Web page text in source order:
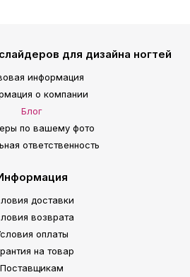
для дизайна ногтей
информация
о компании
Блог
по вашему фото
ответственность
доставки
возврата
оплаты
на товар
Поставщикам